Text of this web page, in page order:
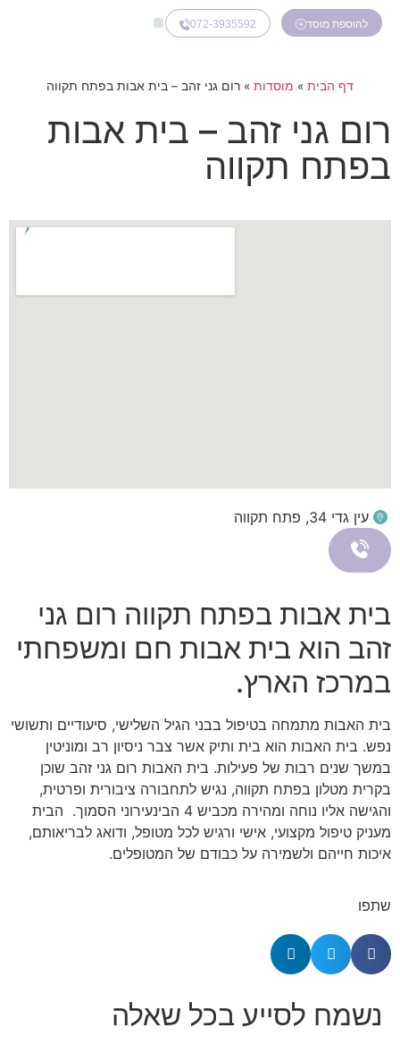
להוספת מוסד 072-3935592
דף הבית » מוסדות » רום גני זהב – בית אבות בפתח תקווה
רום גני זהב – בית אבות
בפתח תקווה
עין גדי 34, פתח תקווה
בית אבות בפתח תקווה רום גני
זהב הוא בית אבות חם ומשפחתי
במרכז הארץ.
בית האבות מתמחה בטיפול בבני הגיל השלישי, סיעודיים ותשושי
נפש. בית האבות הוא בית ותיק אשר צבר ניסיון רב ומוניטין
במשך שנים רבות של פעילות. בית האבות רום גני זהב שוכן
בקרית מטלון בפתח תקווה, נגיש לתחבורה ציבורית ופרטית,
והגישה אליו נוחה ומהירה מכביש 4 הבינעירוני הסמוך. הבית
מעניק טיפול מקצועי, אישי ורגיש לכל מטופל, ודואג לבריאותם,
איכות חייהם ולשמירה על כבודם של המטופלים.
שתפו
נשמח לסייע בכל שאלה